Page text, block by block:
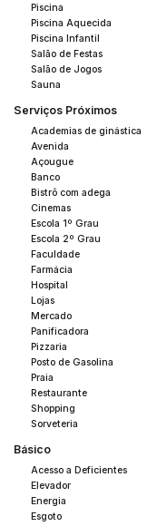
O empreendimento
piscina, salão de
playground, cinema,
descanso, sauna
Imóvel disponível
Agende sua visita e
transformar sua rotina.
Piscina
Piscina Aquecida
Piscina Infantil
Salão de Festas
Salão de Jogos
Sauna
Serviços Próximos
Academias de ginástica
Avenida
Açougue
Banco
Bistrô com adega
Cinemas
Escola 1º Grau
Escola 2º Grau
Faculdade
Farmácia
Hospital
Lojas
Mercado
Panificadora
Pizzaria
Posto de Gasolina
Praia
Restaurante
Shopping
Sorveteria
Básico
Acesso a Deficientes
Elevador
Energia
Esgoto